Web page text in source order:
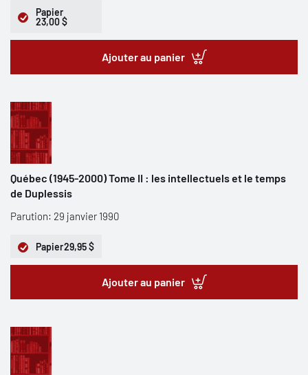
Papier
23,00 $
Ajouter au panier
Québec (1945-2000) Tome II : les intellectuels et le temps
de Duplessis
Parution: 29 janvier 1990
Papier29,95 $
Ajouter au panier